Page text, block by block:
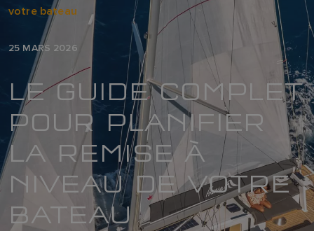
votre bateau
25 MARS 2026
LE GUIDE COMPLET
POUR PLANIFIER
LA REMISE À
NIVEAU DE VOTRE
BATEAU